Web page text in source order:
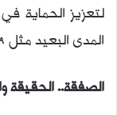
لتعزيز الحماية
المدى البعيد مثل HQ-9 ضمن هيكل متعدد الطبقات.
الصفقة.. الحقيقة